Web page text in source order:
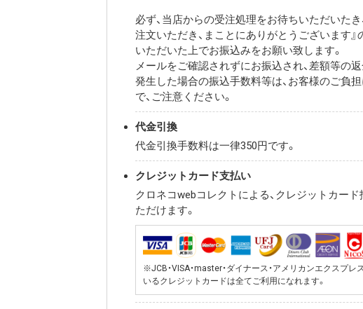
必ず、当店からの受注処理をお待ちいただいたき
注文いただき、まことにありがとうございます
いただいた上でお振込みをお願い致します。
メールをご確認されずにお振込され、差額等の返
発生した場合の振込手数料等は、お客様のご負
で、ご注意ください。
代金引換
代金引換手数料は一律350円です。
クレジットカード支払い
クロネコwebコレクトによる、クレジットカー
ただけます。
※JCB・VISA・master・ダイナース・アメリカンエクスプレ
いるクレジットカードは全てご利用になれます。